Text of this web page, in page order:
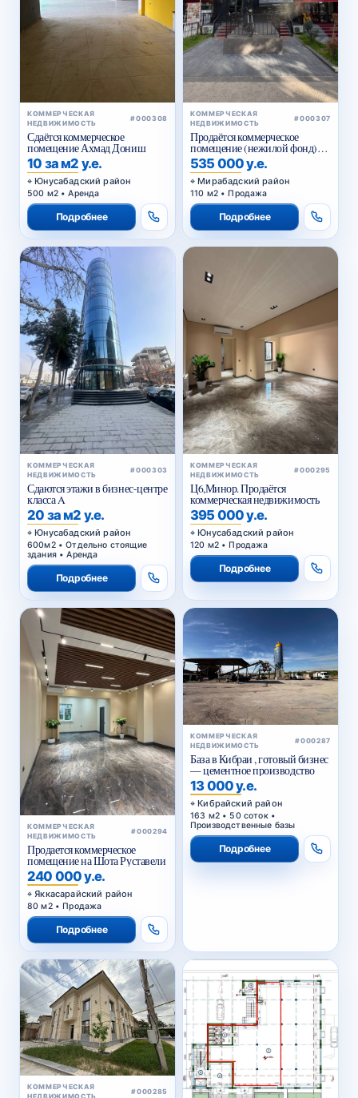
КОММЕРЧЕСКАЯ
НЕДВИЖИМОСТЬ
#000308
Сдаётся коммерческое
помещение Ахмад Дониш
10 за м2 у.е.
Юнусабадский район
500 м2 • Аренда
Подробнее
КОММЕРЧЕСКАЯ
НЕДВИЖИМОСТЬ
#000307
Продаётся коммерческое
помещение (нежилой фонд)
Чехова
535 000 у.е.
Мирабадский район
110 м2 • Продажа
Подробнее
КОММЕРЧЕСКАЯ
НЕДВИЖИМОСТЬ
#000303
Сдаются этажи в бизнес-центре
класса A
20 за м2 у.е.
Юнусабадский район
600м2 • Отдельно стоящие
здания • Аренда
Подробнее
КОММЕРЧЕСКАЯ
НЕДВИЖИМОСТЬ
#000295
Ц6,Минор. Продаётся
коммерческая недвижимость
395 000 у.е.
Юнусабадский район
120 м2 • Продажа
Подробнее
КОММЕРЧЕСКАЯ
НЕДВИЖИМОСТЬ
#000294
Продается коммерческое
помещение на Шота Руставели
240 000 у.е.
Яккасарайский район
80 м2 • Продажа
Подробнее
КОММЕРЧЕСКАЯ
НЕДВИЖИМОСТЬ
#000287
База в Кибраи , готовый бизнес
— цементное производство
13 000 у.е.
Кибрайский район
163 м2 • 50 соток •
Производственные базы
Подробнее
КОММЕРЧЕСКАЯ
НЕДВИЖИМОСТЬ
#000285